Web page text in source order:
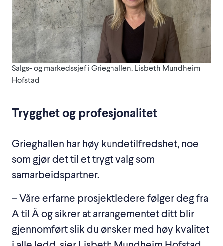
Salgs- og markedssjef i Grieghallen, Lisbeth Mundheim
Hofstad
Trygghet og profesjonalitet
Grieghallen har høy kundetilfredshet, noe
som gjør det til et trygt valg som
samarbeidspartner.
– Våre erfarne prosjektledere følger deg fra
A til Å og sikrer at arrangementet ditt blir
gjennomført slik du ønsker med høy kvalitet